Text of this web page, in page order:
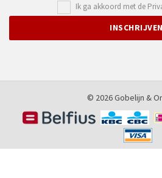
Ik ga akkoord met de
© 2026 Gobelijn &